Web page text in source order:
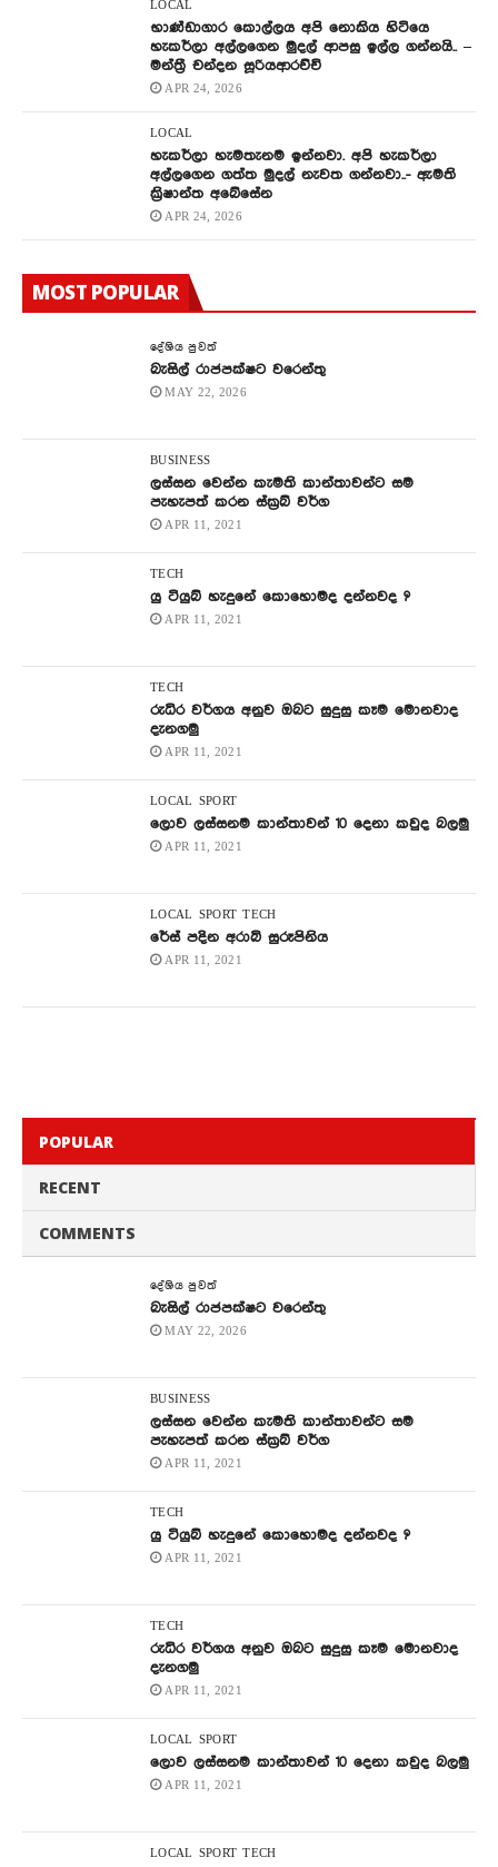
LOCAL
භාණ්ඩාගාර කොල්ලය අපි නොකිය හිටියෙ
හැකර්ලා අල්ලගෙන මුදල් ආපසු ඉල්ල ගන්නයි.. –
මන්ත්‍රී චන්දන සූරියආරච්චි
APR 24, 2026
LOCAL
හැකර්ලා හැමතැනම ඉන්නවා. අපි හැකර්ලා
අල්ලගෙන ගත්ත මුදල් නැවත ගන්නවා..- ඇමති
ක්‍රිෂාන්ත අබේසේන
APR 24, 2026
MOST POPULAR
දේශිය පුවත්
බැසිල් රාජපක්ෂට වරෙන්තු
MAY 22, 2026
BUSINESS
ලස්සන වෙන්න කැමති කාන්තාවන්ට සම
පැහැපත් කරන ස්ක්‍රබ් වර්ග
APR 11, 2021
TECH
යු ටියුබ් හැදුනේ කොහොමද දන්නවද ?
APR 11, 2021
TECH
රුධිර වර්ගය අනුව ඔබට සුදුසු කෑම මොනවාද
දැනගමු
APR 11, 2021
LOCAL SPORT
ලොව ලස්සනම කාන්තාවන් 10 දෙනා කවුද බලමු
APR 11, 2021
LOCAL SPORT TECH
රේස් පදින අරාබි සුරූපිනිය
APR 11, 2021
POPULAR
RECENT
COMMENTS
දේශිය පුවත්
බැසිල් රාජපක්ෂට වරෙන්තු
MAY 22, 2026
BUSINESS
ලස්සන වෙන්න කැමති කාන්තාවන්ට සම
පැහැපත් කරන ස්ක්‍රබ් වර්ග
APR 11, 2021
TECH
යු ටියුබ් හැදුනේ කොහොමද දන්නවද ?
APR 11, 2021
TECH
රුධිර වර්ගය අනුව ඔබට සුදුසු කෑම මොනවාද
දැනගමු
APR 11, 2021
LOCAL SPORT
ලොව ලස්සනම කාන්තාවන් 10 දෙනා කවුද බලමු
APR 11, 2021
LOCAL SPORT TECH